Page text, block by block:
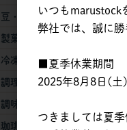
豆・豆乳製品
製菓・製パン素材
冷凍生地・半製品
調理加工食品
調味料
珈琲・紅茶・抹茶
いつもmarustock
弊社では、誠に
■夏季休業期間
2025年8月8日(
つきましては夏